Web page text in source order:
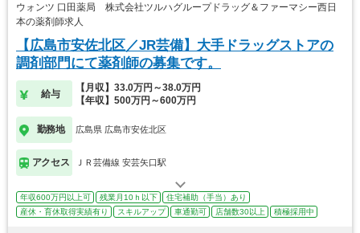
ウォンツ 口田薬局 株式会社ツルハグループドラッグ＆ファーマシー西日
本の薬剤師求人
【広島市安佐北区／JR芸備】大手ドラッグストアの
調剤部門にて薬剤師の募集です。
給与
【月収】33.0万円～38.0万円
【年収】500万円～600万円
勤務地 広島県 広島市安佐北区
アクセス ＪＲ芸備線 安芸矢口駅
年収600万円以上可 残業月10ｈ以下
住宅補助（手当）あり
産休・育休取得実績有り
スキルアップ 車通勤可 店舗数30以上 積極採用中